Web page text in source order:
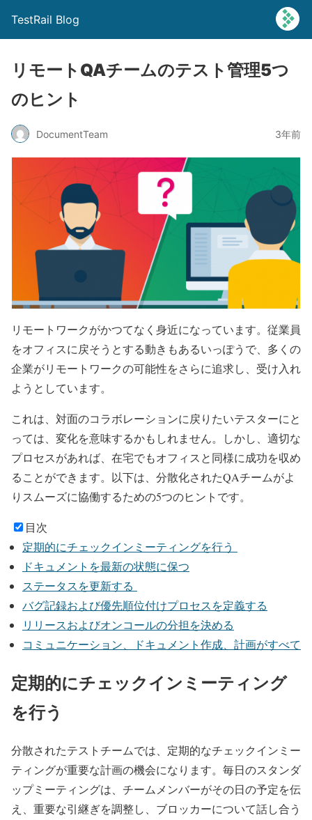
TestRail Blog
リモートQAチームのテスト管理5つ
のヒント
DocumentTeam 3年前
リモートワークがかつてなく身近になっています。従業員
をオフィスに戻そうとする動きもあるいっぽうで、多くの
企業がリモートワークの可能性をさらに追求し、受け入れ
ようとしています。
これは、対面のコラボレーションに戻りたいテスターにと
っては、変化を意味するかもしれません。しかし、適切な
プロセスがあれば、在宅でもオフィスと同様に成功を収め
ることができます。以下は、分散化されたQAチームがよ
りスムーズに協働するための5つのヒントです。
目次
定期的にチェックインミーティングを行う
ドキュメントを最新の状態に保つ
ステータスを更新する
バグ記録および優先順位付けプロセスを定義する
リリースおよびオンコールの分担を決める
コミュニケーション、ドキュメント作成、計画がすべて
定期的にチェックインミーティング
を行う
分散されたテストチームでは、定期的なチェックインミー
ティングが重要な計画の機会になります。毎日のスタンダ
ップミーティングは、チームメンバーがその日の予定を伝
え、重要な引継ぎを調整し、ブロッカーについて話し合う